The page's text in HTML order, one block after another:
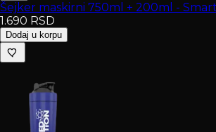
Šejker maskirni 750ml + 200ml -
1.690 RSD
Dodaj u korpu